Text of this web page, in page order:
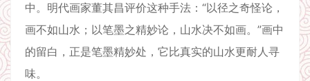
中。明代画家董其昌评价这种手法：“以径之奇怪论，
画不如山水；以笔墨之精妙论，山水决不如画。”画中
的留白，正是笔墨精妙处，它比真实的山水更耐人寻
味。